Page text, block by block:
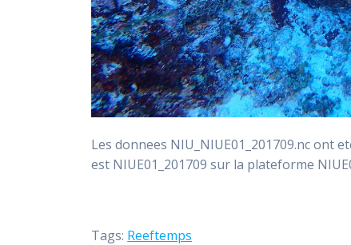
Les donnees NIU_NIUE01_201709.nc ont
est NIUE01_201709 sur la plateforme
Tags: Reeftemps